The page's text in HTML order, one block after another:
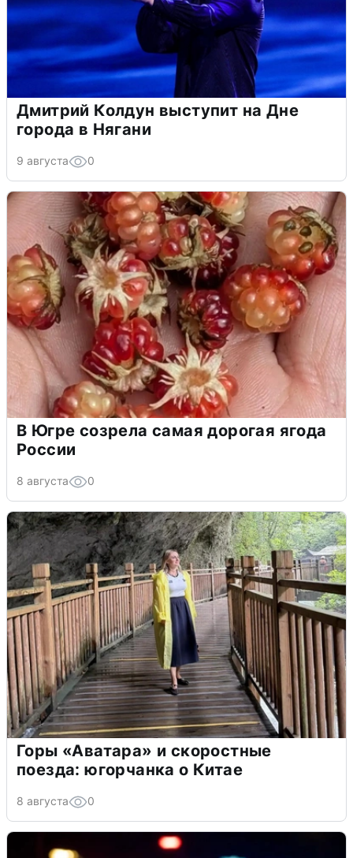
Дмитрий Колдун выступит на Дне
города в Нягани
9 августа 0
В Югре созрела самая дорогая ягода
России
8 августа 0
Горы «Аватара» и скоростные
поезда: югорчанка о Китае
8 августа 0